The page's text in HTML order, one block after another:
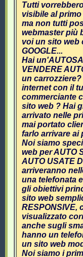
Tutti
visibile al
ma non tutti
webmaster più
voi un sito web
GOOGLE...
Hai
VENDERE
un
internet con il
commerciante
sito web ? Hai
arrivato nelle
mai portato
farlo arrivare ai
Noi siamo
web per AUTO
AUTO USATE
arriveranno
una telefonata
gli obiettivi
sito web
RESPONSIVE,
visualizzato
anche sugli
hanno un
un sito web
Noi siamo i